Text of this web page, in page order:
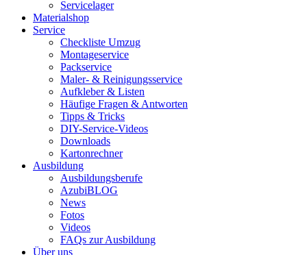
Servicelager
Materialshop
Service
Checkliste Umzug
Montageservice
Packservice
Maler- & Reinigungsservice
Aufkleber & Listen
Häufige Fragen & Antworten
Tipps & Tricks
DIY-Service-Videos
Downloads
Kartonrechner
Ausbildung
Ausbildungsberufe
AzubiBLOG
News
Fotos
Videos
FAQs zur Ausbildung
Über uns